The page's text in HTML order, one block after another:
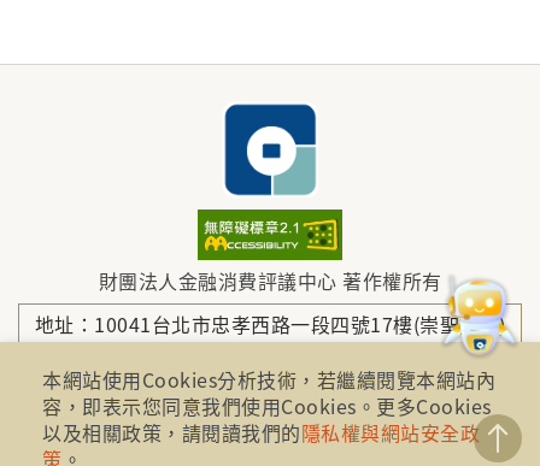
財團法人金融消費評議中心 著作權所有
地址：10041台北市忠孝西路一段四號17樓(崇聖大樓)
電話：886-2-2316-1288
本網站使用Cookies分析技術，若繼續閱覽本網站內
容，即表示您同意我們使用Cookies。更多Cookies
以及相關政策，請閱讀我們的隱私權與網站安全政
策 。